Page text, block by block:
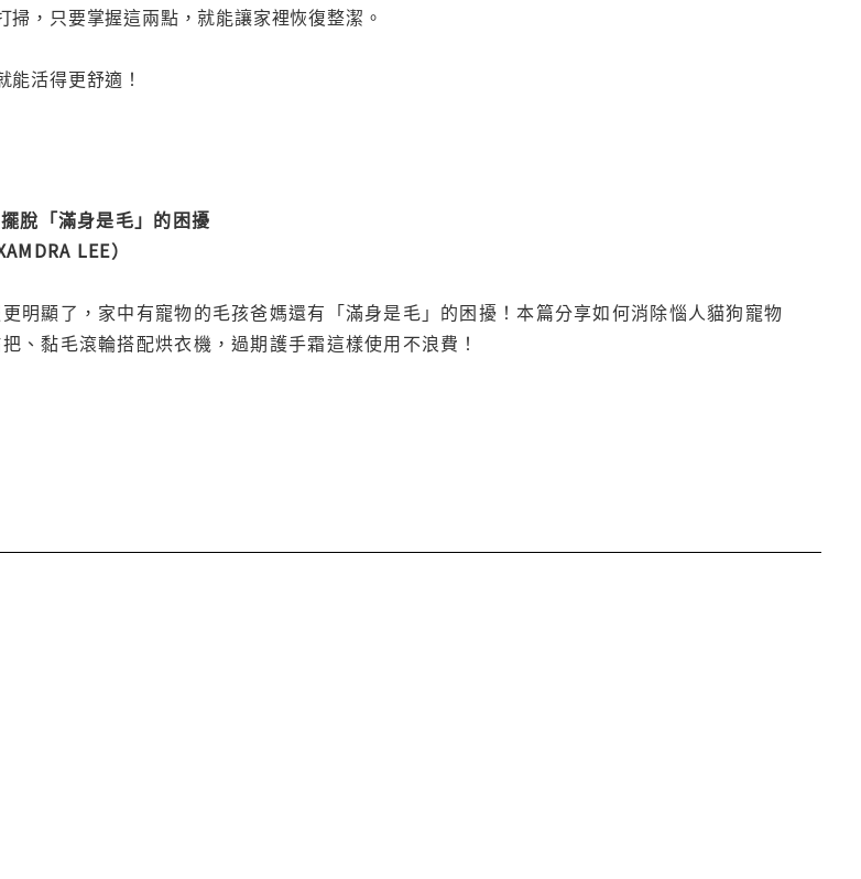
，只要掌握這兩點，就能讓家裡恢復整潔。
活得更舒適！
脫「滿身是毛」的困擾
LEE）
明顯了，家中有寵物的毛孩爸媽還有「滿身是毛」的困擾！本篇分享如何消除惱人貓狗寵物
、黏毛滾輪搭配烘衣機，過期護手霜這樣使用不浪費！